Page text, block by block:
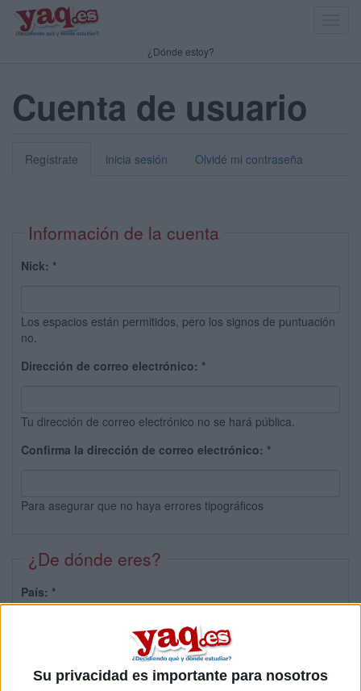
Su privacidad es importante para nosotros
¿Dónde estoy?
Cuenta de usuario
Regístrate inicia sesión Olvidé mi contraseña
Información de la cuenta
Nick: *
Los espacios están permitidos, pero los signos de puntuación
no.
Dirección de correo electrónico: *
Tu dirección de correo electrónico no se hará pública.
Confirma la dirección de correo electrónico: *
Para asegurar que no haya errores tipográficos
¿De dónde eres?
País: *